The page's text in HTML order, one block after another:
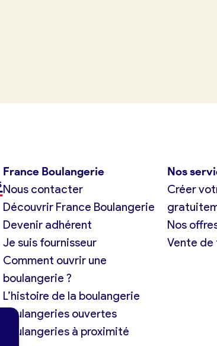
France Boulangerie
Nous contacter
Découvrir France Boulangerie
Devenir adhérent
Je suis fournisseur
Comment ouvrir une
boulangerie ?
L’histoire de la boulangerie
Boulangeries ouvertes
Boulangeries à proximité
Nos
Créer
Nos
Vente de